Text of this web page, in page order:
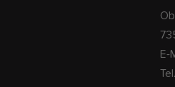
E-